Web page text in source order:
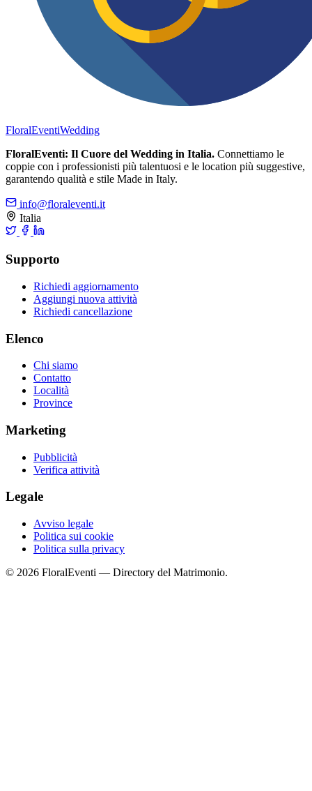
FloralEventiWedding
FloralEventi: Il Cuore del Wedding in Italia. Connettiamo le
coppie con i professionisti più talentuosi e le location più suggestive,
garantendo qualità e stile Made in Italy.
info@floraleventi.it
Italia
Supporto
Richiedi aggiornamento
Aggiungi nuova attività
Richiedi cancellazione
Elenco
Chi siamo
Contatto
Località
Province
Marketing
Pubblicità
Verifica attività
Legale
Avviso legale
Politica sui cookie
Politica sulla privacy
© 2026 FloralEventi — Directory del Matrimonio.